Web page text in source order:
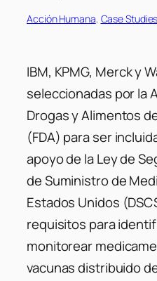
Acción Humana, Case Studies
IBM, KPMG, Merck y
seleccionadas por la
Drogas y Alimentos
(FDA) para ser
apoyo de la Ley de
de Suministro de
Estados Unidos
requisitos para
monitorear
vacunas distribuido